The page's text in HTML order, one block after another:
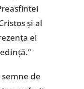
și al
ei
de